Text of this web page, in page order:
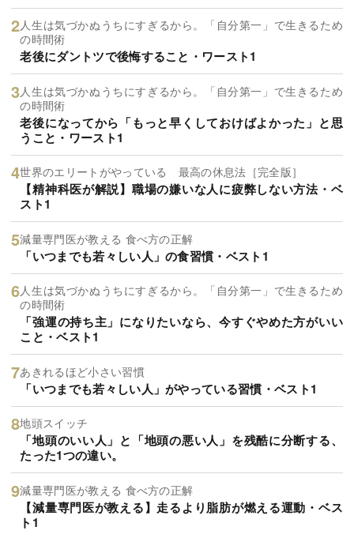
人生は気づかぬうちにすぎるから。「自分第一」で生きるため
の時間術
老後にダントツで後悔すること・ワースト1
人生は気づかぬうちにすぎるから。「自分第一」で生きるため
の時間術
老後になってから「もっと早くしておけばよかった」と思
うこと・ワースト1
世界のエリートがやっている 最高の休息法［完全版］
【精神科医が解説】職場の嫌いな人に疲弊しない方法・ベ
スト1
減量専門医が教える 食べ方の正解
「いつまでも若々しい人」の食習慣・ベスト1
人生は気づかぬうちにすぎるから。「自分第一」で生きるため
の時間術
「強運の持ち主」になりたいなら、今すぐやめた方がいい
こと・ベスト1
あきれるほど小さい習慣
「いつまでも若々しい人」がやっている習慣・ベスト1
地頭スイッチ
「地頭のいい人」と「地頭の悪い人」を残酷に分断する、
たった1つの違い。
減量専門医が教える 食べ方の正解
【減量専門医が教える】走るより脂肪が燃える運動・ベス
ト1